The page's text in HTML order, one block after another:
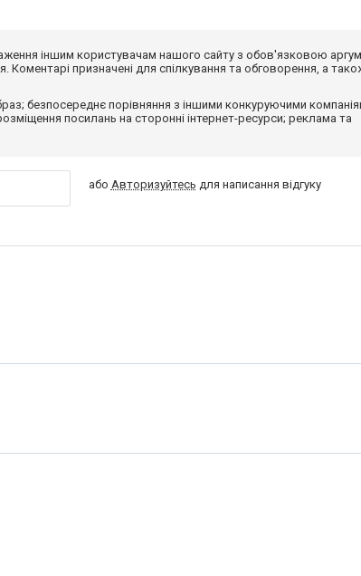
іншим користувачам нашого сайту з обов'язковою
призначені для спілкування та обговорення, а
безпосереднє порівняння з іншими конкуруючими
посилань на сторонні інтернет-ресурси; реклама та
або Авторизуйтесь для написання відгуку